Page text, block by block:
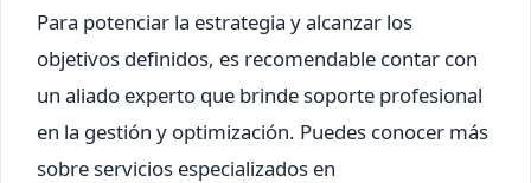
Para potenciar la estrategia y alcanzar los
objetivos definidos, es recomendable contar con
un aliado experto que brinde soporte profesional
en la gestión y optimización. Puedes conocer más
sobre servicios especializados en